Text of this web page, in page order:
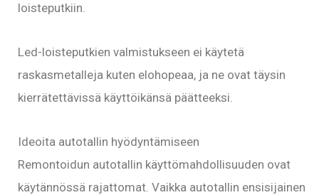
loisteputkiin.
Led-loisteputkien valmistukseen ei käytetä
raskasmetalleja kuten elohopeaa, ja ne ovat täysin
kierrätettävissä käyttöikänsä päätteeksi.
Ideoita autotallin hyödyntämiseen
Remontoidun autotallin käyttömahdollisuuden ovat
käytännössä rajattomat. Vaikka autotallin ensisijainen